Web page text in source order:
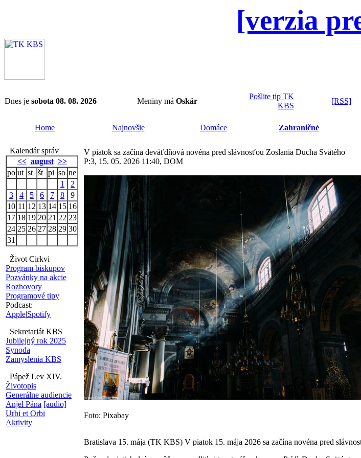
[verzia
Dnes je sobota 08. 08. 2026 Meniny má Oskár
Pošlite tip TK
KBS
[RSS]
Home Najnovšie Domáce Zahraničné
Kalendár správ
<< august >>
po ut st št pi so ne
1
2
3
4 5 6 7 8
9
10 11 12 13 14 15 16
17 18 19 20 21 22 23
24 25 26 27 28 29 30
31
Život Cirkvi
Program biskupov
Pozvánky na akcie
Rozhovory
Programové tipy
Podcast:
Apple|Spotify
Sekretariát KBS
Jubilejný rok 2025
Synoda
Zamyslenia KBS
Pápež Lev XIV.
Životopis
Generálne audiencie
Anjel Pána [audio]
Urbi et Orbi
Aktivity
V piatok sa začína deväťdňová novéna pred slávnosťou Zoslania Ducha Svätého
P:3, 15. 05. 2026 11:40, DOM
Foto: Pixabay
Bratislava 15. mája (TK KBS) V piatok 15. mája 2026 sa začína novéna pred